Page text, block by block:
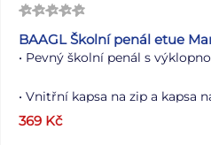
BAAGL Školní penál etue
• Pevný školní penál s
• Vnitřní kapsa na zip a kapsa
• Etue je vyrobená z
369 Kč